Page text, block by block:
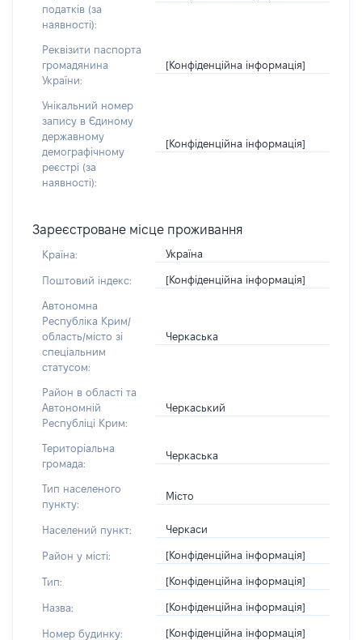
податків (за
наявності):
Реквізити паспорта
громадянина
України:
[Конфіденційна інформація]
Унікальний номер
запису в Єдиному
державному
демографічному
реєстрі (за
наявності):
[Конфіденційна інформація]
Зареєстроване місце проживання
Країна: Україна
Поштовий індекс: [Конфіденційна інформація]
Автономна
Республіка Крим/
область/місто зі
спеціальним
статусом:
Черкаська
Район в області та
Автономній
Республіці Крим:
Черкаський
Територіальна
громада:
Черкаська
Тип населеного
пункту:
Місто
Населений пункт: Черкаси
Район у місті: [Конфіденційна інформація]
Тип: [Конфіденційна інформація]
Назва: [Конфіденційна інформація]
Номер будинку: [Конфіденційна інформація]